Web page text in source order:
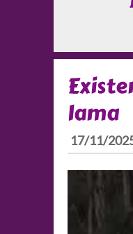
lama
17/11/